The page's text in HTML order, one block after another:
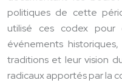
politiques de cette
utilisé ces codex pour
événements
traditions et leur vision
radicaux apportés par la